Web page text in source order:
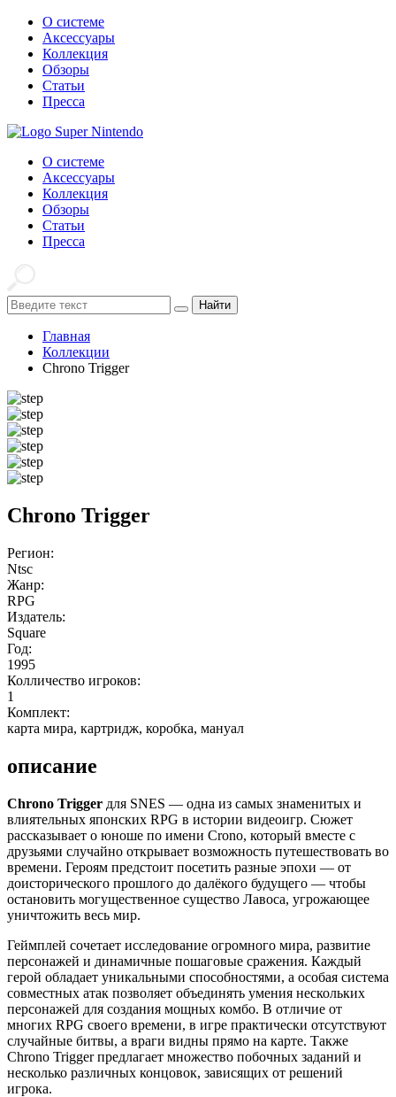
О системе
Аксессуары
Коллекция
Обзоры
Статьи
Пресса
О системе
Аксессуары
Коллекция
Обзоры
Статьи
Пресса
Найти
Главная
Коллекции
Chrono Trigger
Chrono Trigger
Регион:
Ntsc
Жанр:
RPG
Издатель:
Square
Год:
1995
Колличество игроков:
1
Комплект:
карта мира, картридж, коробка, мануал
описание
Chrono Trigger для SNES — одна из самых знаменитых и
влиятельных японских RPG в истории видеоигр. Сюжет
рассказывает о юноше по имени Crono, который вместе с
друзьями случайно открывает возможность путешествовать во
времени. Героям предстоит посетить разные эпохи — от
доисторического прошлого до далёкого будущего — чтобы
остановить могущественное существо Лавоса, угрожающее
уничтожить весь мир.
Геймплей сочетает исследование огромного мира, развитие
персонажей и динамичные пошаговые сражения. Каждый
герой обладает уникальными способностями, а особая система
совместных атак позволяет объединять умения нескольких
персонажей для создания мощных комбо. В отличие от
многих RPG своего времени, в игре практически отсутствуют
случайные битвы, а враги видны прямо на карте. Также
Chrono Trigger предлагает множество побочных заданий и
несколько различных концовок, зависящих от решений
игрока.